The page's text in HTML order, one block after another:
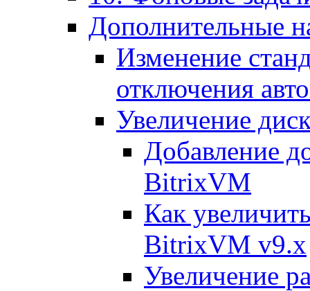
Дополнительные
Изменение
отключения
Увеличение
Добавление
BitrixVM
Как
BitrixVM v9.x
Увеличение